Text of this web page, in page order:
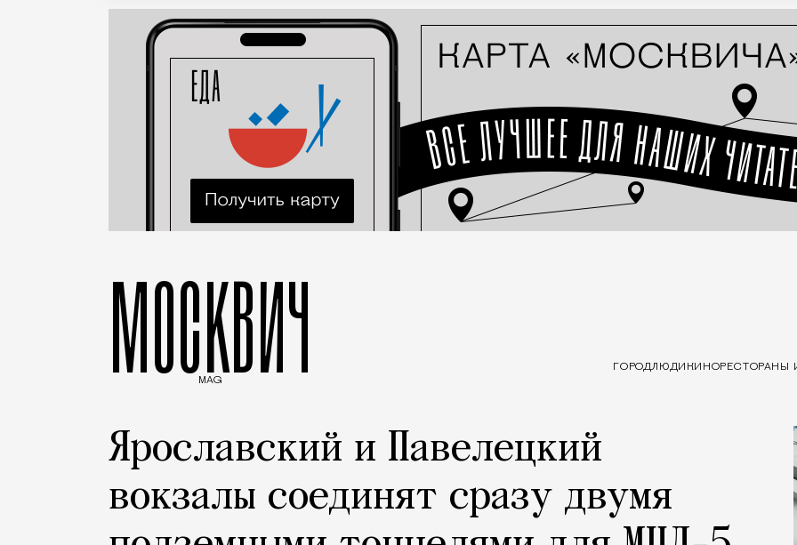
МОСКВИЧ
MAG
ГОРОДЛЮДИ КИНОРЕСТОРАНЫ
Ярославский и Павелецкий
вокзалы соединят сразу двумя